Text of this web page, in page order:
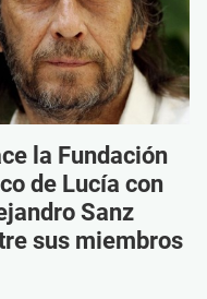
la Fundación
de Lucía con
Sanz
sus miembros